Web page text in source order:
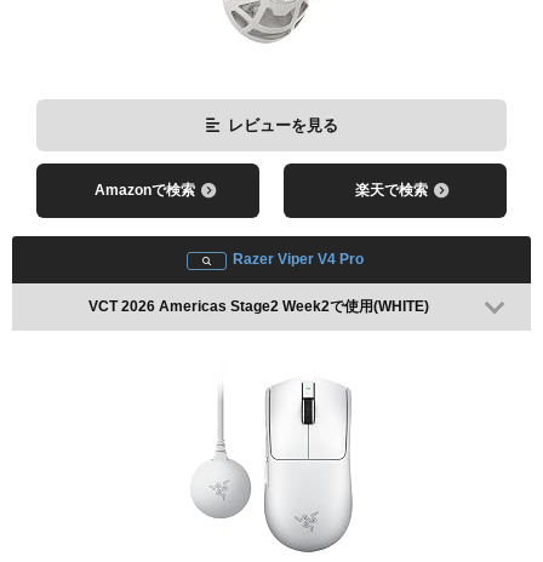
レビューを見る
Amazonで検索 楽天で検索
Razer Viper V4 Pro
VCT 2026 Americas Stage2 Week2で使用(WHITE)